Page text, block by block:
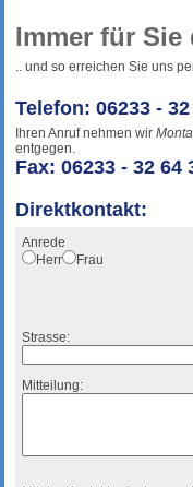
Immer für Sie
.. und so erreichen Sie uns
Telefon: 06233 -
Ihren Anruf nehmen wir
entgegen.
Fax: 06233 - 32 64
Direktkontakt:
Anrede
Herr
Frau
Strasse:
Mitteilung: